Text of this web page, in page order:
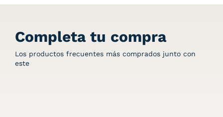
Completa tu compra
Los productos frecuentes más comprados junto con
este